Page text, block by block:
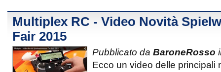
Multiplex RC - Video Novità
Fair 2015
Pubblicato da BaroneRosso
Ecco un video delle principali